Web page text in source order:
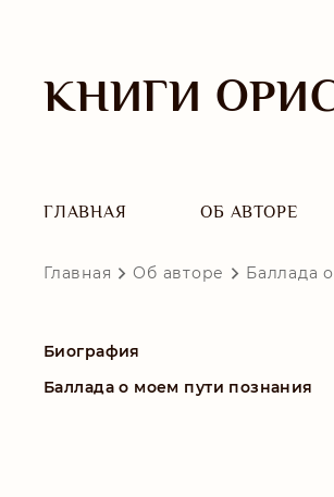
КНИГИ
ГЛАВНАЯ ОБ АВТОРЕ
Главная Об авторе Баллада
Биография
Баллада о моем пути познания